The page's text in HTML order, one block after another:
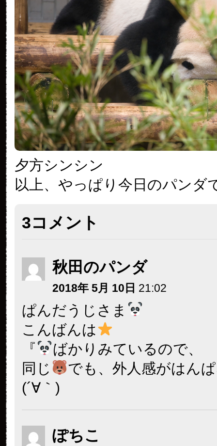
夕方シンシン
以上、やっぱり今日のパンダ
3コメント
秋田のパンダ
2018年 5月 10日 21:02
ぱんだうじさま
こんばんは
『
ばかりみているので、
同じ
でも、外人感がはん
(´∀｀)
ぽちこ